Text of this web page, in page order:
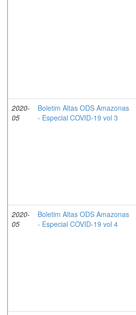
2020-
05
Boletim Altas ODS Amazonas
- Especial COVID-19 vol 3
2020-
05
Boletim Altas ODS Amazonas
- Especial COVID-19 vol 4